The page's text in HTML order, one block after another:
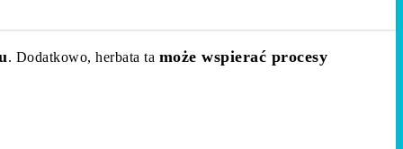
. Dodatkowo, herbata ta może wspierać procesy